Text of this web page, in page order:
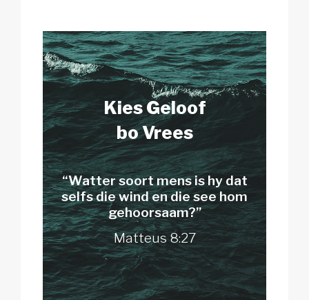
Kies Geloof
bo Vrees
“Watter soort mens is hy dat
selfs die wind en die see hom
gehoorsaam?”
Matteus 8:27